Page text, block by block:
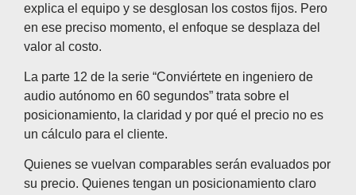
explica el equipo y se desglosan los costos fijos. Pero
en ese preciso momento, el enfoque se desplaza del
valor al costo.
La parte 12 de la serie “Conviértete en ingeniero de
audio autónomo en 60 segundos” trata sobre el
posicionamiento, la claridad y por qué el precio no es
un cálculo para el cliente.
Quienes se vuelvan comparables serán evaluados por
su precio. Quienes tengan un posicionamiento claro